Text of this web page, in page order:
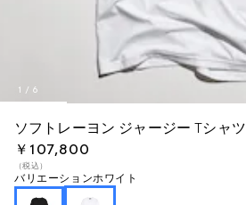
1 / 6
ソフトレーヨン ジャージー Tシャツ
￥107,800
（税込）
バリエーションホワイト